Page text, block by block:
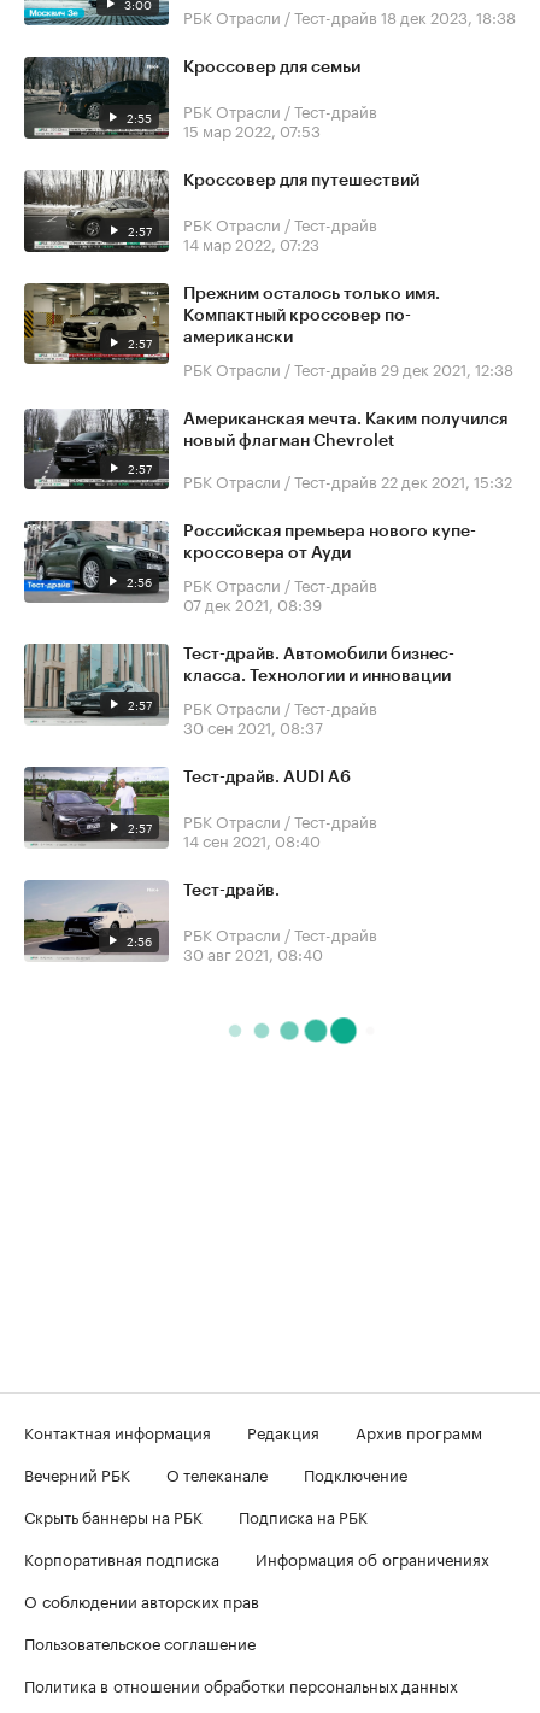
РБК Отрасли / Тест-драйв 18 дек 2023, 18:38
2:55
Кроссовер для семьи
РБК Отрасли / Тест-драйв
15 мар 2022, 07:53
2:57
Кроссовер для путешествий
РБК Отрасли / Тест-драйв
14 мар 2022, 07:23
2:57
Прежним осталось только имя.
Компактный кроссовер по-
американски
РБК Отрасли / Тест-драйв 29 дек 2021, 12:38
2:57
Американская мечта. Каким получился
новый флагман Chevrolet
РБК Отрасли / Тест-драйв 22 дек 2021, 15:32
2:56
Российская премьера нового купе-
кроссовера от Ауди
РБК Отрасли / Тест-драйв
07 дек 2021, 08:39
2:57
Тест-драйв. Автомобили бизнес-
класса. Технологии и инновации
РБК Отрасли / Тест-драйв
30 сен 2021, 08:37
2:57
Тест-драйв. AUDI A6
РБК Отрасли / Тест-драйв
14 сен 2021, 08:40
2:56
Тест-драйв.
РБК Отрасли / Тест-драйв
30 авг 2021, 08:40
Контактная информация Редакция
Архив программ
Вечерний РБК
О телеканале
Подключение
Скрыть баннеры на РБК
Подписка на РБК
Корпоративная подписка
Информация об ограничениях
О соблюдении авторских прав
Пользовательское соглашение
Политика в отношении обработки персональных данных